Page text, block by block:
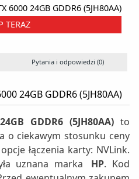
6000 24GB GDDR6 (5JH80AA)
TERAZ
Pytania i odpowiedzi (0)
24GB GDDR6 (5JH80AA)
GDDR6 (5JH80AA) to
o ciekawym stosunku ceny
łączenia karty: NVLink.
uznana marka
HP. Kod